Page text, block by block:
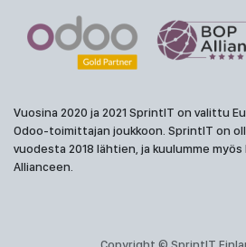
Vuosina 2020 ja 2021 SprintIT on valittu
Odoo-toimittajan joukkoon. SprintIT on
vuodesta 2018 lähtien, ja kuulumme myös
Allianceen.
Copyright © SprintIT